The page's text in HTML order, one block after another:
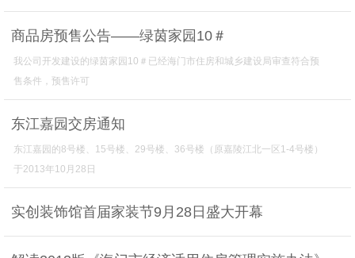
商品房预售公告——绿茵家园10＃
我公司开发建设的绿茵家园10＃已经海门市住房和城乡建设局审查符合预
售条件，预售许可
东江嘉园交房通知
东江嘉园的8号楼、15号楼、29号楼、36号楼（原嘉陵江北一区1-4号楼）
于2013年10月28日
实创装饰馆首届家装节9月28日盛大开幕